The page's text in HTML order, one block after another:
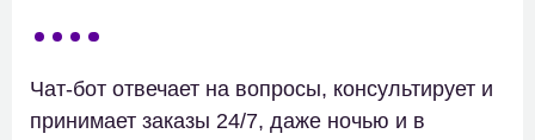
Чат-бот отвечает на вопросы, консультирует и
принимает заказы 24/7, даже ночью и в